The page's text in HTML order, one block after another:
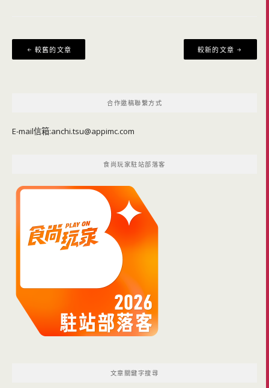
文
章
較舊的文章 較新的文章
合作邀稿聯繫方式
E-mail信箱:anchi.tsu@appimc.com
食尚玩家駐站部落客
文章關鍵字搜尋